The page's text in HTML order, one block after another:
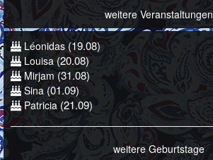
weitere Veranstaltungen
Léonidas (19.08)
Louisa(20.08)
Mirjam (31.08)
Sina (01.09)
Patricia(21.09)
weitere Geburtstage